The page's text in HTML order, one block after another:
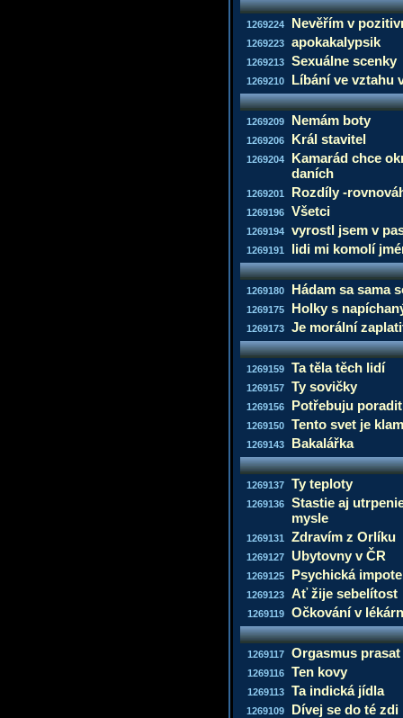
1269224 Nevěřím v
1269223 apokakalypsik
1269213 Sexuálne scenky
1269210 Líbání ve vztahu
1269209 Nemám boty
1269206 Král stavitel
1269204
Kamarád chce
daních
1269201 Rozdíly -
1269196 Všetci
1269194 vyrostl jsem v
1269191 lidi mi komolí
1269180 Hádam sa sama
1269175 Holky s
1269173 Je morální
1269159 Ta těla těch lidí
1269157 Ty sovičky
1269156 Potřebuju poradit
1269150 Tento svet je
1269143 Bakalářka
1269137 Ty teploty
1269136
Stastie aj
mysle
1269131 Zdravím z Orlíku
1269127 Ubytovny v ČR
1269125 Psychická
1269123 Ať žije sebelítost
1269119 Očkování v
1269117 Orgasmus
1269116 Ten kovy
1269113 Ta indická jídla
1269109 Dívej se do té zdi